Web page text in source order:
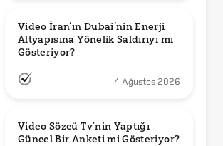
Video İran’ın Dubai’nin Enerji
Altyapısına Yönelik Saldırıyı mı
Gösteriyor?
4 Ağustos 2026
Video Sözcü Tv’nin Yaptığı
Güncel Bir Anketi mi Gösteriyor?